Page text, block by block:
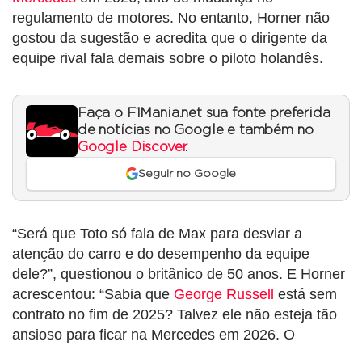
regulamento de motores. No entanto, Horner não
gostou da sugestão e acredita que o dirigente da
equipe rival fala demais sobre o piloto holandês.
Faça o F1Mania.net sua fonte preferida
de notícias no Google e também no
Google Discover.
Seguir no Google
“Será que Toto só fala de Max para desviar a
atenção do carro e do desempenho da equipe
dele?”, questionou o britânico de 50 anos. E Horner
acrescentou: “Sabia que George Russell
está sem
contrato no fim de 2025? Talvez ele não esteja tão
ansioso para ficar na Mercedes em 2026. O